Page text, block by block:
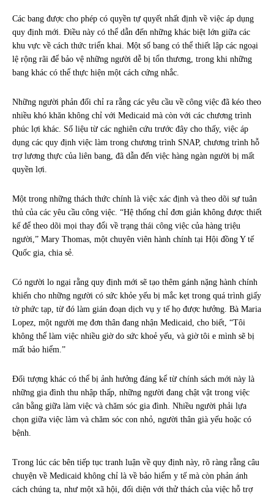
Các bang được cho phép có quyền tự quyết nhất định về việc áp dụng
quy định mới. Điều này có thể dẫn đến những khác biệt lớn giữa các
khu vực về cách thức triển khai. Một số bang có thể thiết lập các ngoại
lệ rộng rãi để bảo vệ những người dễ bị tổn thương, trong khi những
bang khác có thể thực hiện một cách cứng nhắc.
Những người phản đối chỉ ra rằng các yêu cầu về công việc đã kéo theo
nhiều khó khăn không chỉ với Medicaid mà còn với các chương trình
phúc lợi khác. Số liệu từ các nghiên cứu trước đây cho thấy, việc áp
dụng các quy định việc làm trong chương trình SNAP, chương trình hỗ
trợ lương thực của liên bang, đã dẫn đến việc hàng ngàn người bị mất
quyền lợi.
Một trong những thách thức chính là việc xác định và theo dõi sự tuân
thủ của các yêu cầu công việc. “Hệ thống chỉ đơn giản không được thiết
kế để theo dõi mọi thay đổi về trạng thái công việc của hàng triệu
người,” Mary Thomas, một chuyên viên hành chính tại Hội đồng Y tế
Quốc gia, chia sẻ.
Có người lo ngại rằng quy định mới sẽ tạo thêm gánh nặng hành chính
khiến cho những người có sức khỏe yếu bị mắc kẹt trong quá trình giấy
tờ phức tạp, từ đó làm gián đoạn dịch vụ y tế họ được hưởng. Bà Maria
Lopez, một người mẹ đơn thân đang nhận Medicaid, cho biết, “Tôi
không thể làm việc nhiều giờ do sức khoẻ yếu, và giờ tôi e mình sẽ bị
mất bảo hiểm.”
Đối tượng khác có thể bị ảnh hưởng đáng kể từ chính sách mới này là
những gia đình thu nhập thấp, những người đang chật vật trong việc
cân bằng giữa làm việc và chăm sóc gia đình. Nhiều người phải lựa
chọn giữa việc làm và chăm sóc con nhỏ, người thân già yếu hoặc có
bệnh.
Trong lúc các bên tiếp tục tranh luận về quy định này, rõ ràng rằng câu
chuyện về Medicaid không chỉ là về bảo hiểm y tế mà còn phản ánh
cách chúng ta, như một xã hội, đối diện với thử thách của việc hỗ trợ